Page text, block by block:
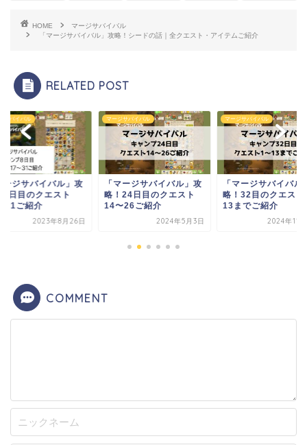
HOME
マージサバイバル
「マージサバイバル」攻略！シードの話｜全クエスト・アイテムご紹介
RELATED POST
サバイバル
ージサバイバル」攻
24日目のクエスト
26ご紹介
2024年5月3日
マージサバイバル
「マージサバイバル」攻
略！32目のクエスト1〜
13までご紹介
2024年11月29日
マージサバイバル
「マージサバイバル
略！13日目のクエス
1〜13までご紹介
2023年9
COMMENT